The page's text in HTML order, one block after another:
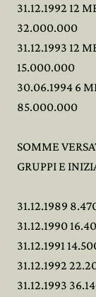
31.12.1992 12
32.000.000
31.12.1993 12
15.000.000
30.06.1994 6
85.000.000
SOMME
GRUPPI E
31.12.1989
31.12.1990
31.12.1991
31.12.1992
31.12.1993